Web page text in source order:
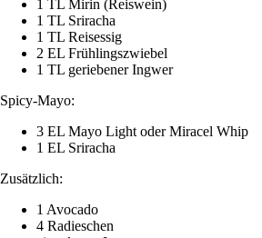
1 TL Mirin (Reiswein)
1 TL Sriracha
1 TL Reisessig
2 EL Frühlingszwiebel
1 TL geriebener Ingwer
Spicy-Mayo:
3 EL Mayo Light oder Miracel Whip
1 EL Sriracha
Zusätzlich:
1 Avocado
4 Radieschen